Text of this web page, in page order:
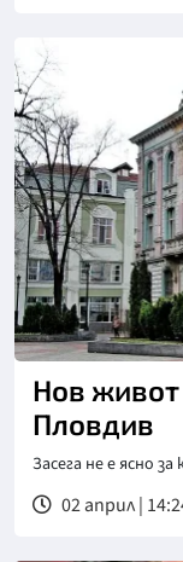
Снимка: Марица
Нов живот
Пловдив
Засега не е ясно
02 април |